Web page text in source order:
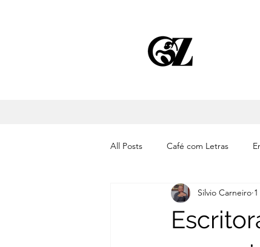
All Posts Café com Letras
Literatura
Silvio Carneiro